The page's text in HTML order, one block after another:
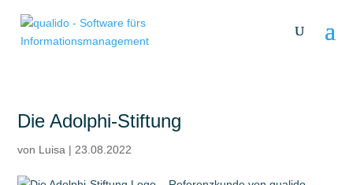
Die Adolphi-Stiftung
von Luisa | 23.08.2022